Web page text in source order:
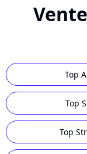
Top
Top
Top